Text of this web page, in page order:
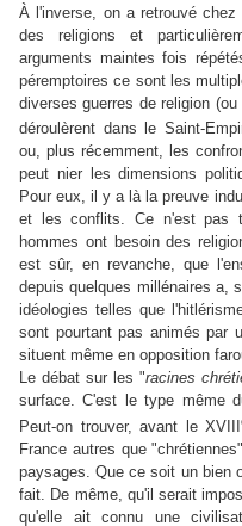
À l'inverse, on a retrouvé
des religions et
arguments maintes fois
péremptoires ce sont les
diverses guerres de religion
déroulèrent dans le Saint-
ou, plus récemment, les
peut nier les dimensions
Pour eux, il y a là la preuve
et les conflits. Ce n'est pas
hommes ont besoin des
est sûr, en revanche, que
depuis quelques millénaires a,
idéologies telles que
sont pourtant pas animés par
situent même en opposition
Le débat sur les "racines
surface. C'est le type même
Peut-on trouver, avant le XVIII
France autres que
paysages. Que ce soit un bien
fait. De même, qu'il serait
qu'elle ait connu une